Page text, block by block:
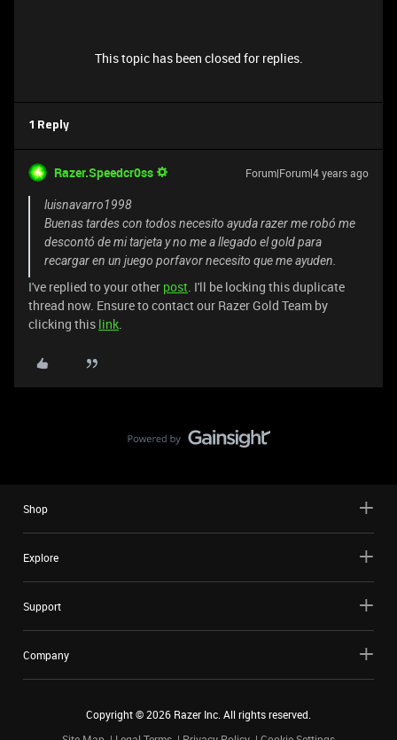
This topic has been closed for replies.
1 Reply
Razer.Speedcr0ss Forum|Forum|4 years ago
luisnavarro1998
Buenas tardes con todos necesito ayuda razer me robó me
descontó de mi tarjeta y no me a llegado el gold para
recargar en un juego porfavor necesito que me ayuden.
I've replied to your other post. I'll be locking this duplicate
thread now. Ensure to contact our Razer Gold Team by
clicking this link.
Shop
Explore
Support
Company
Copyright ©2026 Razer Inc. All rights reserved.